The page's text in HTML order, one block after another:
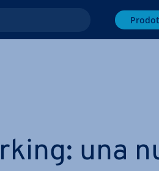
una